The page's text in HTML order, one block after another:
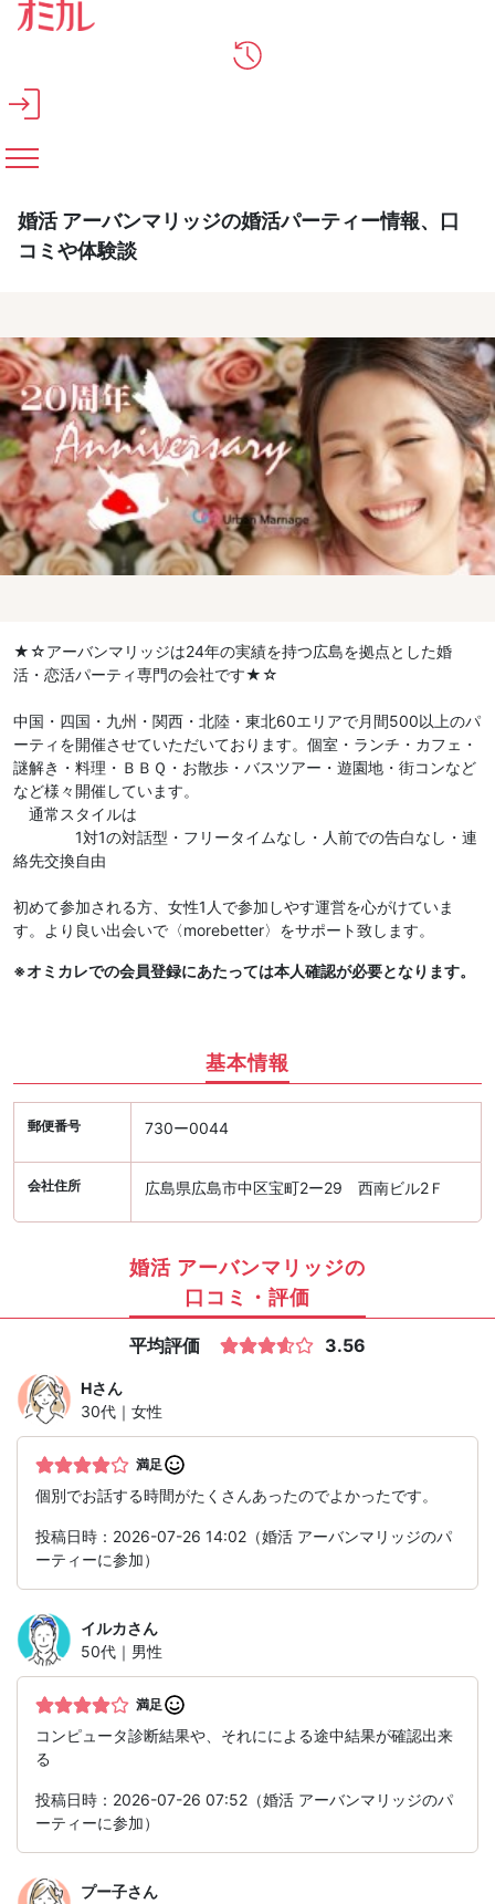
メインコンテンツへスキップ
婚活 アーバンマリッジの婚活パーティー情報、口
コミや体験談
★☆アーバンマリッジは24年の実績を持つ広島を拠点とした婚
活・恋活パーティ専門の会社です★☆
中国・四国・九州・関西・北陸・東北60エリアで月間500以上のパ
ーティを開催させていただいております。個室・ランチ・カフェ・
謎解き・料理・ＢＢＱ・お散歩・バスツアー・遊園地・街コンなど
など様々開催しています。
通常スタイルは
1対1の対話型・フリータイムなし・人前での告白なし・連
絡先交換自由
初めて参加される方、女性1人で参加しやす運営を心がけていま
す。より良い出会いで〈morebetter〉をサポート致します。
※オミカレでの会員登録にあたっては本人確認が必要となります。
基本情報
郵便番号 730ー0044
会社住所 広島県広島市中区宝町2ー29 西南ビル2Ｆ
婚活 アーバンマリッジの
口コミ・評価
平均評価 3.56
Hさん
30代｜女性
満足
個別でお話する時間がたくさんあったのでよかったです。
投稿日時：2026-07-26 14:02（婚活 アーバンマリッジのパ
ーティーに参加）
イルカさん
50代｜男性
満足
コンピュータ診断結果や、それにによる途中結果が確認出来
る
投稿日時：2026-07-26 07:52（婚活 アーバンマリッジのパ
ーティーに参加）
プー子さん